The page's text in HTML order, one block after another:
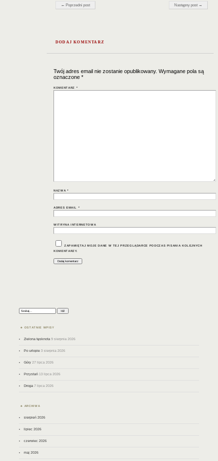
Nawigacja postów
← Poprzedni post Następny post →
DODAJ KOMENTARZ
Twój adres email nie zostanie opublikowany. Wymagane pola są
oznaczone*
KOMENTARZ *
NAZWA *
ADRES EMAIL *
WITRYNA INTERNETOWA
ZAPAMIĘTAJ MOJE DANE W TEJ PRZEGLĄDARCE PODCZAS PISANIA KOLEJNYCH
KOMENTARZY.
Szukaj:
OSTATNIE WPISY
Zielona tęsknota 9 sierpnia 2026
Po urlopie 3 sierpnia 2026
Góry 27 lipca 2026
Przystań 13 lipca 2026
Droga 7 lipca 2026
ARCHIWA
sierpień 2026
lipiec 2026
czerwiec 2026
maj 2026